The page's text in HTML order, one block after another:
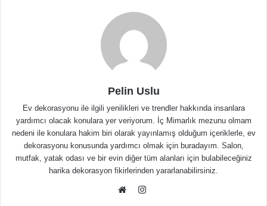
Pelin Uslu
Ev dekorasyonu ile ilgili yenilikleri ve trendler hakkında insanlara
yardımcı olacak konulara yer veriyorum. İç Mimarlık mezunu olmam
nedeni ile konulara hakim biri olarak yayınlamış olduğum içeriklerle, ev
dekorasyonu konusunda yardımcı olmak için buradayım. Salon,
mutfak, yatak odası ve bir evin diğer tüm alanları için bulabileceğiniz
harika dekorasyon fikirlerinden yararlanabilirsiniz.
Instagram